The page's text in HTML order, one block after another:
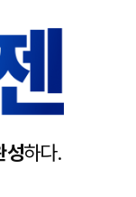
성하다.